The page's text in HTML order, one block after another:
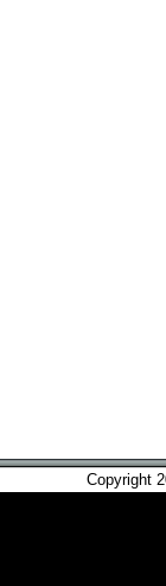
Copyright